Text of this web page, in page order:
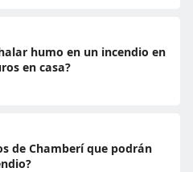
humo en un incendio en
en casa?
de Chamberí que podrán